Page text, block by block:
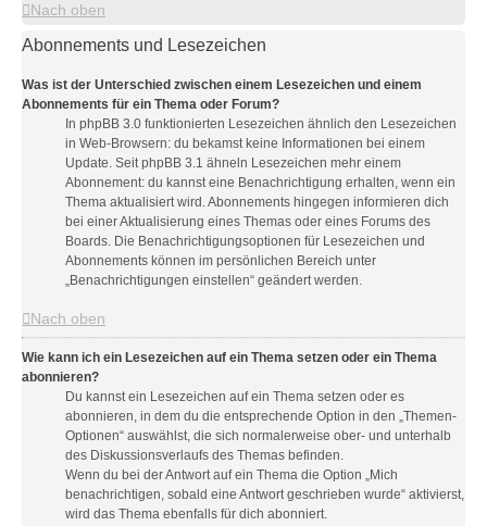
Nach oben
Abonnements und Lesezeichen
Was ist der Unterschied zwischen einem Lesezeichen und einem
Abonnements für ein Thema oder Forum?
In phpBB 3.0 funktionierten Lesezeichen ähnlich den Lesezeichen
in Web-Browsern: du bekamst keine Informationen bei einem
Update. Seit phpBB 3.1 ähneln Lesezeichen mehr einem
Abonnement: du kannst eine Benachrichtigung erhalten, wenn ein
Thema aktualisiert wird. Abonnements hingegen informieren dich
bei einer Aktualisierung eines Themas oder eines Forums des
Boards. Die Benachrichtigungsoptionen für Lesezeichen und
Abonnements können im persönlichen Bereich unter
„Benachrichtigungen einstellen“ geändert werden.
Nach oben
Wie kann ich ein Lesezeichen auf ein Thema setzen oder ein Thema
abonnieren?
Du kannst ein Lesezeichen auf ein Thema setzen oder es
abonnieren, in dem du die entsprechende Option in den „Themen-
Optionen“ auswählst, die sich normalerweise ober- und unterhalb
des Diskussionsverlaufs des Themas befinden.
Wenn du bei der Antwort auf ein Thema die Option „Mich
benachrichtigen, sobald eine Antwort geschrieben wurde“ aktivierst,
wird das Thema ebenfalls für dich abonniert.